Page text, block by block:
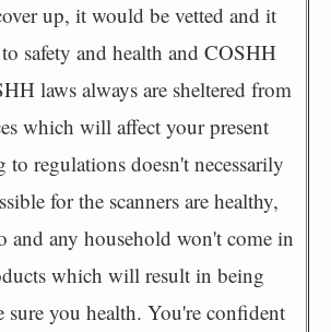
up, it would be vetted and it
safety and health and COSHH
laws always are sheltered from
which will affect your present
regulations doesn't necessarily
for the scanners are healthy,
and any household won't come in
which will result in being
sure you health. You're confident